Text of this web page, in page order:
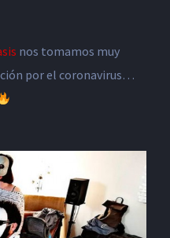
nos tomamos muy
por el coronavirus…